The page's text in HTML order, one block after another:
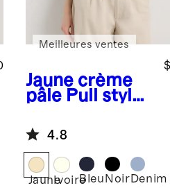
Jaune crème
pâle Pull style
cachemire de
Mongolie
Meilleures ventes
4.8
JauneIvoireBleu Noir Denim